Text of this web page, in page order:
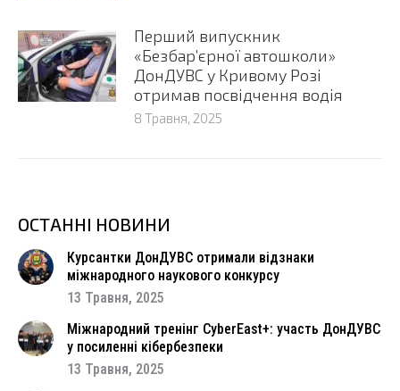
Перший випускник
«Безбар’єрної автошколи»
ДонДУВС у Кривому Розі
отримав посвідчення водія
8 Травня, 2025
ОСТАННІ НОВИНИ
Курсантки ДонДУВС отримали відзнаки
міжнародного наукового конкурсу
13 Травня, 2025
Міжнародний тренінг CyberEast+: участь ДонДУВС
у посиленні кібербезпеки
13 Травня, 2025